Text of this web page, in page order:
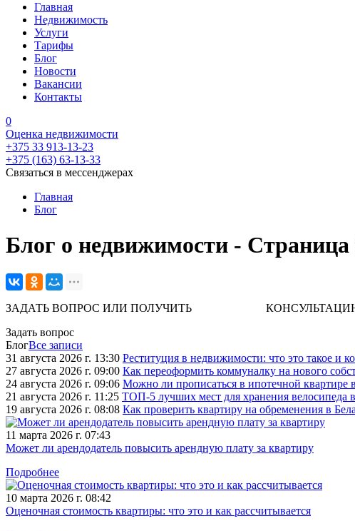
Главная
Недвижимость
Услуги
Тарифы
Блог
Новости
Вакансии
Контакты
0
Оценка недвижимости
+375 33 913-13-23
+375 (163) 63-13-33
Связаться в мессенджерах
Главная
Блог
Блог о недвижимости - Страница
ЗАДАТЬ ВОПРОС ИЛИ ПОЛУЧИТЬ КОНСУЛЬТАЦИЮ. Наши
Задать вопрос
БлогВсе записи
31 августа 2026 г. 13:30 Реституция в недвижимости: что это такое и
27 августа 2026 г. 09:00 Как переоформить коммуналку на нового
24 августа 2026 г. 09:06 Можно ли прописаться в ипотечной квартире
21 августа 2026 г. 11:25 ТОП-5 лучших мест для хранения велосипеда
19 августа 2026 г. 08:08 Как проверить квартиру на обременения в
11 марта 2026 г. 07:43
Может ли арендодатель повысить арендную плату за квартиру
Подробнее
10 марта 2026 г. 08:42
Оценочная стоимость квартиры: что это и как рассчитывается